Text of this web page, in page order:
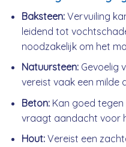
Baksteen:Vervuiling
leidend tot
noodzakelijk om het
Natuursteen:Gevoelig
vereist vaak een milde
Beton:Kan goed tegen
vraagt aandacht voor
Hout:Vereist een